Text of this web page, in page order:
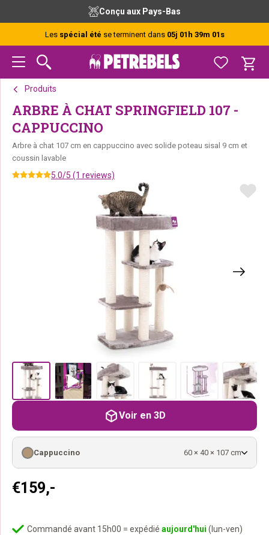
navigation
principale
principal
de
page
Conçu aux Pays-Bas
Les spécial été se terminent dans 05j 01h 39m 01s
Produits
ARBRE À CHAT SPRINGFIELD 107 -
CAPPUCCINO
Arbre à chat 107 cm en cappuccino avec solide poteau sisal 9 cm et
coussin lavable
5.0/5 (1 reviews)
€159,-
Cappuccino 60 × 40 × 107 cm
Commandé avant 15h00 = expédié aujourd'hui (lun-ven)
Voir en 3D